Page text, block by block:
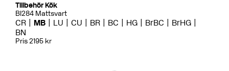
Tillbehör Kök
BI284 Mattsvart
CR MB LU CU BR BC HG BrBC
BrHG
BN
Pris 2195 kr